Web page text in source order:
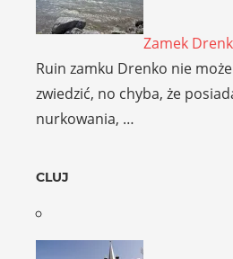
Zamek
Ruin zamku Drenko nie
zwiedzić, no chyba, że
nurkowania, …
CLUJ